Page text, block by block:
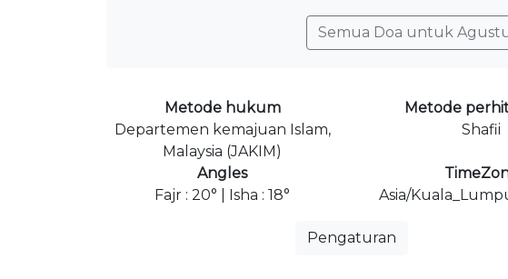
Semua Doa untuk
Metode hukum
Departemen kemajuan Islam,
Malaysia (JAKIM)
Metode
Shafii
Angles
Fajr : 20° | Isha : 18°
Asia/
Pengaturan